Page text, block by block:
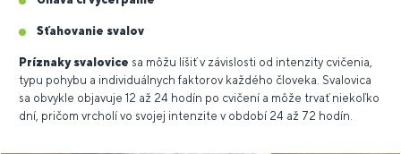
Sťahovanie svalov
Príznaky svalovice sa môžu líšiť v závislosti od intenzity cvičenia,
typu pohybu a individuálnych faktorov každého človeka. Svalovica
sa obvykle objavuje 12 až 24 hodín po cvičení a môže trvať niekoľko
dní, pričom vrcholí vo svojej intenzite v období 24 až 72 hodín.